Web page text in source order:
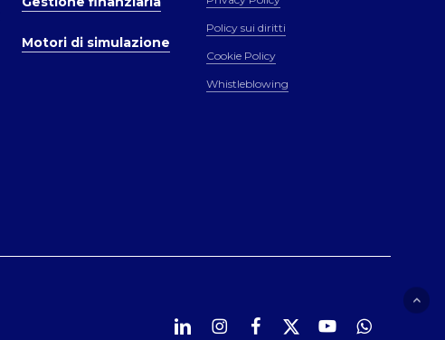
Motori di simulazione
Policy sui diritti
Cookie Policy
Whistleblowing
LinkedInInstagramFacebook
X.comYouTube